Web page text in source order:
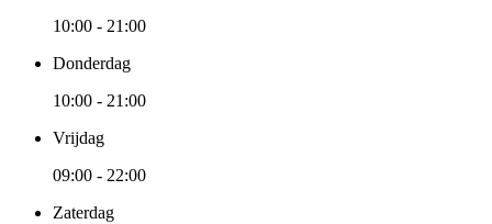
10:00 - 21:00
Donderdag
10:00 - 21:00
Vrijdag
09:00 - 22:00
Zaterdag